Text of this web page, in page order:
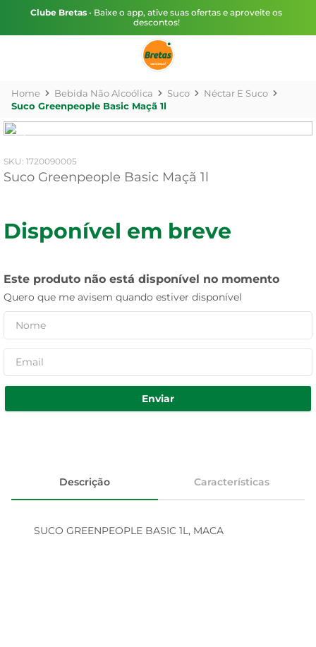
Clube Bretas • Baixe o app, ative suas ofertas e aproveite os
descontos!
Bebida Não Alcoólica Suco
Néctar E Suco
Suco Greenpeople Basic Maçã 1l
: 1720090005
Suco Greenpeople Basic Maçã 1l
Disponível em breve
Este produto não está disponível no momento
Quero que me avisem quando estiver disponível
Enviar
Descrição Características
SUCO GREENPEOPLE BASIC 1L, MACA